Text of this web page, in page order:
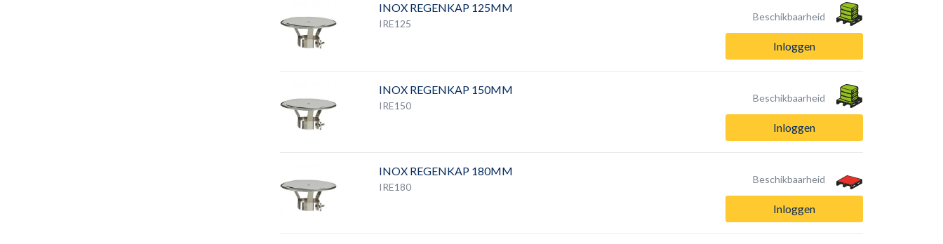
INOX REGENKAP 125MM
IRE125
Beschikbaarheid
Inloggen
INOX REGENKAP 150MM
IRE150
Beschikbaarheid
Inloggen
INOX REGENKAP 180MM
IRE180
Beschikbaarheid
Inloggen